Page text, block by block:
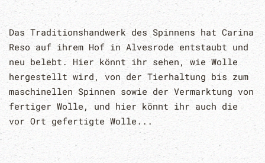
Das Traditionshandwerk des Spinnens hat Carina
Reso auf ihrem Hof in Alvesrode entstaubt und
neu belebt. Hier könnt ihr sehen, wie Wolle
hergestellt wird, von der Tierhaltung bis zum
maschinellen Spinnen sowie der Vermarktung von
fertiger Wolle, und hier könnt ihr auch die
vor Ort gefertigte Wolle...